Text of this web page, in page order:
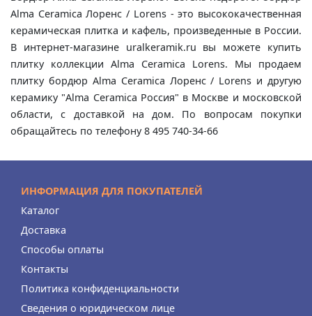
Alma Ceramica Лоренс / Lorens - это высококачественная
керамическая плитка и кафель, произведенные в России.
В интернет-магазине uralkeramik.ru вы можете купить
плитку коллекции Alma Ceramica Lorens. Мы продаем
плитку бордюр Alma Ceramica Лоренс / Lorens и другую
керамику "Alma Ceramica Россия" в Москве и московской
области, с доставкой на дом. По вопросам покупки
обращайтесь по телефону 8 495 740-34-66
ИНФОРМАЦИЯ ДЛЯ ПОКУПАТЕЛЕЙ
Каталог
Доставка
Способы оплаты
Контакты
Политика конфиденциальности
Сведения о юридическом лице